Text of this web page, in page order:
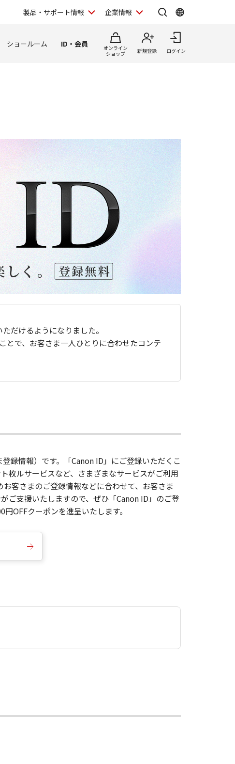
製品・サポート情報 企業情報
ショールーム ID・会員
オンライン
ショップ
新規登録 ログイン
だけるようになりました。
とで、お客さま一人ひとりに合わせたコンテ
録情報）です。「Canon ID」にご登録いただくこ
枚ルサービスなど、さまざまなサービスがご利用
客さまのご登録情報などに合わせて、お客さま
ご支援いたしますので、ぜひ「Canon ID」のご登
OFFクーポンを進呈いたします。